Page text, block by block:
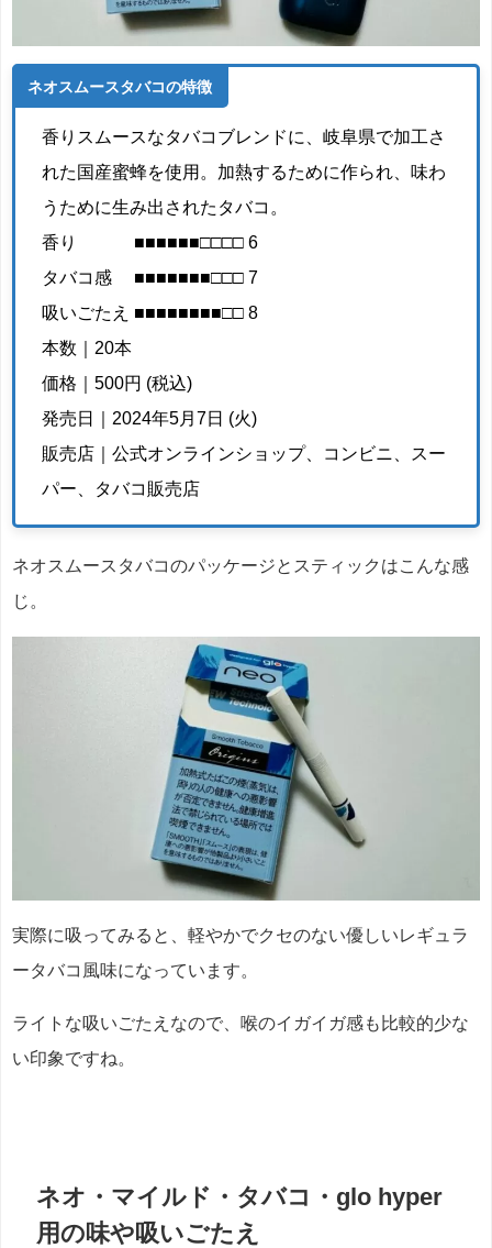
ネオスムースタバコの特徴
香りスムースなタバコブレンドに、岐阜県で加工さ
れた国産蜜蜂を使用。加熱するために作られ、味わ
うために生み出されたタバコ。
香り ■■■■■■□□□□ 6
タバコ感 ■■■■■■■□□□ 7
吸いごたえ ■■■■■■■■□□ 8
本数｜20本
価格｜500円 (税込)
発売日｜2024年5月7日 (火)
販売店｜公式オンラインショップ、コンビニ、スー
パー、タバコ販売店
ネオスムースタバコのパッケージとスティックはこんな感
じ。
実際に吸ってみると、軽やかでクセのない優しいレギュラ
ータバコ風味になっています。
ライトな吸いごたえなので、喉のイガイガ感も比較的少な
い印象ですね。
ネオ・マイルド・タバコ・glo hyper
用の味や吸いごたえ